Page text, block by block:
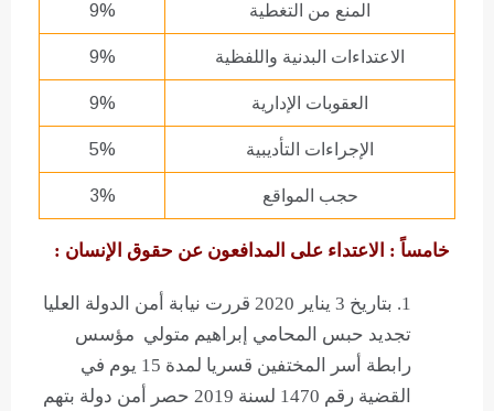
المنع من التغطية 9%
الاعتداءات البدنية واللفظية 9%
العقوبات الإدارية 9%
الإجراءات التأديبية 5%
حجب المواقع 3%
خامساً : الاعتداء على المدافعون عن حقوق الإنسان :
بتاريخ 3 يناير 2020 قررت نيابة أمن الدولة العليا
تجديد حبس المحامي إبراهيم متولي مؤسس
رابطة أسر المختفين قسريا لمدة 15 يوم في
القضية رقم 1470 لسنة 2019 حصر أمن دولة بتهم